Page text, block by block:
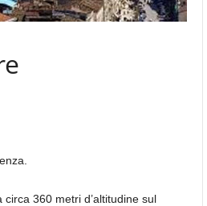
circa 360 metri d’altitudine sul